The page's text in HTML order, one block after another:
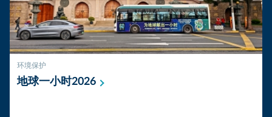
环境保护
地球一小时2026